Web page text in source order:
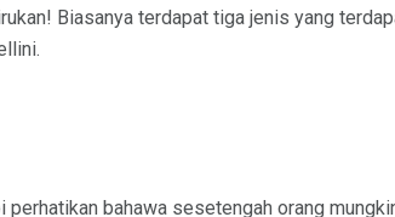
Biasanya terdapat tiga jenis yang
perhatikan bahawa sesetengah orang